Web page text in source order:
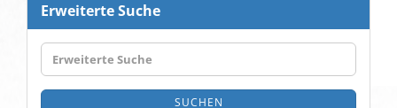
Erweiterte Suche
Erweiterte
Suche
SUCHEN